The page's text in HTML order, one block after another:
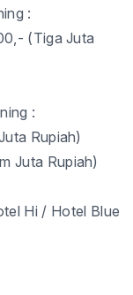
:
(Tiga Juta
:
Rupiah)
Juta Rupiah)
Hi / Hotel Blue